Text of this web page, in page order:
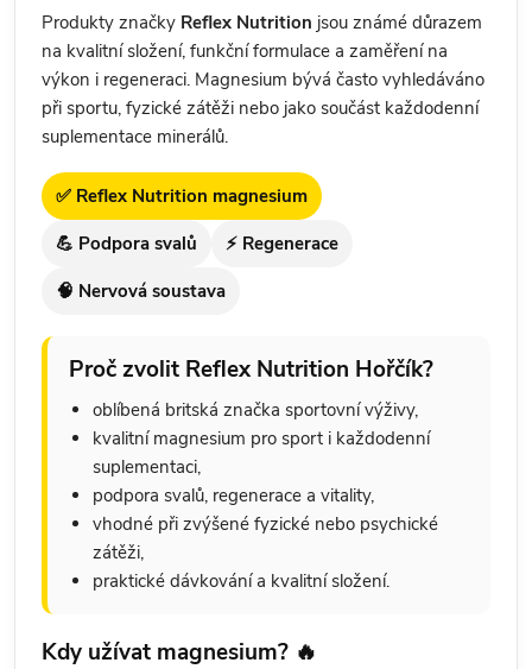
Produkty značky Reflex Nutrition jsou známé důrazem
na kvalitní složení, funkční formulace a zaměření na
výkon i regeneraci. Magnesium bývá často vyhledáváno
při sportu, fyzické zátěži nebo jako součást každodenní
suplementace minerálů.
✅ Reflex Nutrition magnesium
💪 Podpora svalů
⚡ Regenerace
🧠 Nervová soustava
Proč zvolit Reflex Nutrition Hořčík?
oblíbená britská značka sportovní výživy,
kvalitní magnesium pro sport i každodenní
suplementaci,
podpora svalů, regenerace a vitality,
vhodné při zvýšené fyzické nebo psychické
zátěži,
praktické dávkování a kvalitní složení.
Kdy užívat magnesium? 🔥